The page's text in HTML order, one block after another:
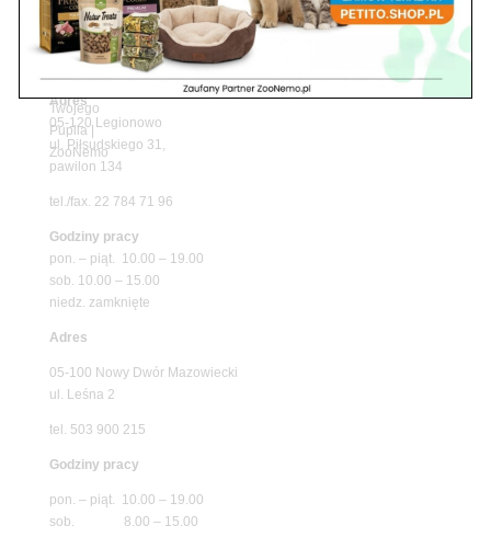
Adres
05-120 Legionowo
ul. Piłsudskiego 31,
pawilon 134
tel./fax. 22 784 71 96
Godziny pracy
pon. – piąt. 10.00 – 19.00
sob. 10.00 – 15.00
niedz. zamknięte
Adres
05-100 Nowy Dwór Mazowiecki
ul. Leśna 2
tel. 503 900 215
Godziny pracy
pon. – piąt. 10.00 – 19.00
sob. 8.00 – 15.00